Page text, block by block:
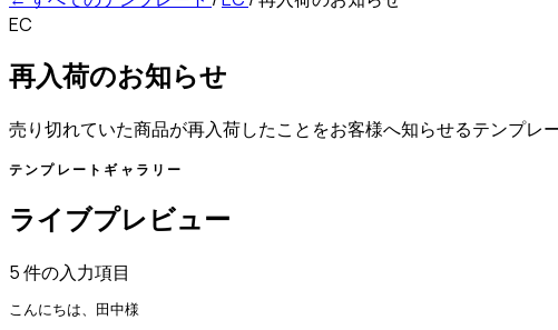
EC
再入荷のお知らせ
売り切れていた商品が再入荷したことをお客様へ知らせるテンプレー
テンプレートギャラリー
ライブプレビュー
5 件の入力項目
こんにちは、田中様